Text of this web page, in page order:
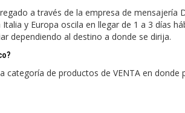
a través de la empresa de mensajería
y Europa oscila en llegar de 1 a 3 días
dependiendo al destino a donde se dirija.
categoría de productos de VENTA en